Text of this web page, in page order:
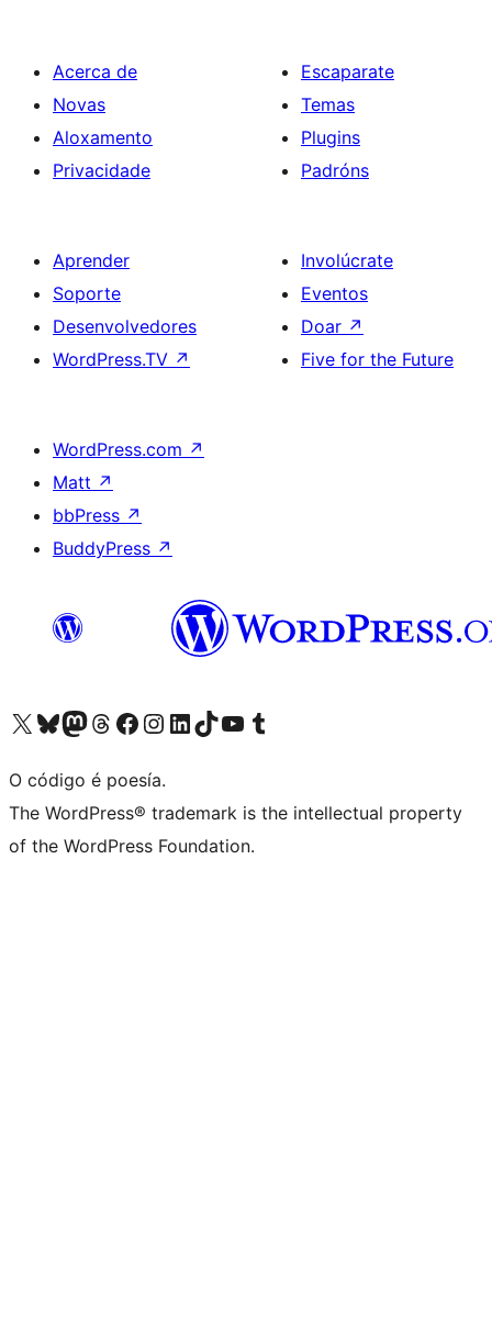
Acerca de
Novas
Aloxamento
Privacidade
Escaparate
Temas
Plugins
Padróns
Aprender
Soporte
Desenvolvedores
WordPress.TV ↗
Involúcrate
Eventos
Doar ↗
Five for the Future
WordPress.com ↗
Matt ↗
bbPress ↗
BuddyPress ↗
Visita la cuenta de X (anteriormente Twitter)
Visita a nosa conta de Bluesky
Visita a nosa conta de Mastodon
Visita a nosa conta de Threads
Visita a nosa páxina de Facebook
Visita a nosa conta de Instagram
Visita a nosa conta de LinkedIn
Visita a nosa conta de TikTok
Visita a nosa canle de YouTube
Visita a nosa conta de Tumblr
O código é poesía.
The WordPress® trademark is the intellectual property
of the WordPress Foundation.